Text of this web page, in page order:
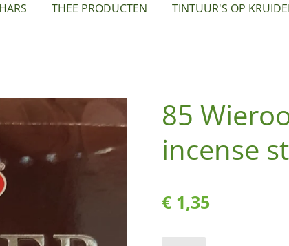
THEE PRODUCTEN TINTUUR'S OP
85
incense
€ 1,35